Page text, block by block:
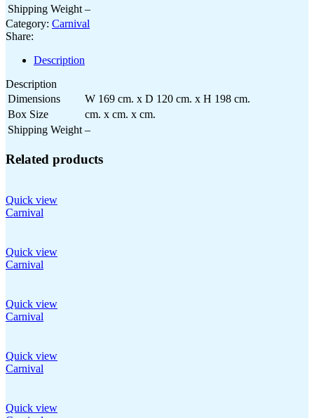
Shipping Weight –
Category: Carnival
Share:
Description
Description
Dimensions
W 169 cm. x D 120 cm. x H 198 cm.
Box Size
cm. x cm. x cm.
Shipping Weight –
Related products
Quick view
Carnival
Quick view
Carnival
Quick view
Carnival
Quick view
Carnival
Quick view